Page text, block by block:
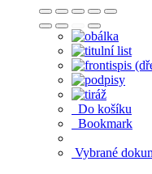
Do košíku
Bookmark
Vybrané